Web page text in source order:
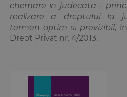
chemare in judecata –
realizare a dreptului la
termen optim si previzibil,
Drept Privat nr. 4/2013.